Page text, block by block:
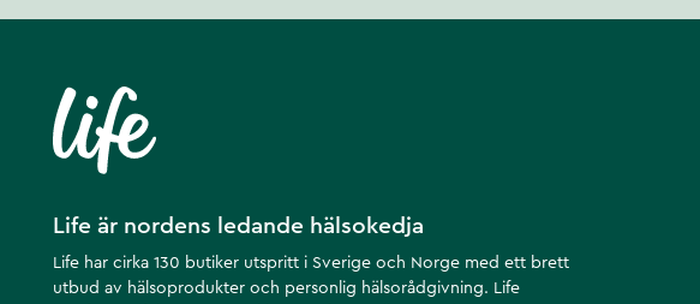
Life är nordens ledande hälsokedja
Life har cirka 130 butiker utspritt i Sverige och Norge med ett brett
utbud av hälsoprodukter och personlig hälsorådgivning. Life